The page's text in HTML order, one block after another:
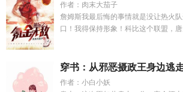
作者：肉末大茄子
詹姆斯我最后悔的事情就是没让热火
口！我得保持形象！科比这个联盟，
穿书：从邪恶摄政王身边逃
作者：小白小妖